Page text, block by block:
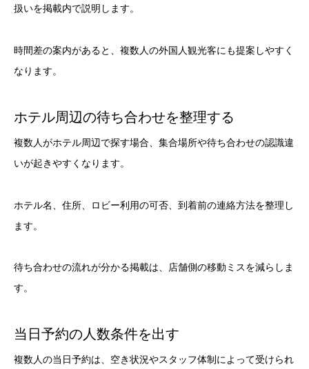
扱いを掲載内で説明します。
時間差の案内があると、複数人の外国人観光客にも提案しやすく
なります。
ホテル周辺の待ち合わせを整理する
複数人がホテル周辺で探す場合、集合場所や待ち合わせの認識違
いが起きやすくなります。
ホテル名、住所、ロビー利用の可否、到着前の連絡方法を整理し
ます。
待ち合わせの流れが分かる掲載は、店舗側の移動ミスを減らしま
す。
当日予約の人数条件を出す
複数人の当日予約は、空き状況やスタッフ体制によって受けられ